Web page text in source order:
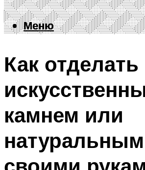
Меню
Меню
Как
камнем или
натуральным